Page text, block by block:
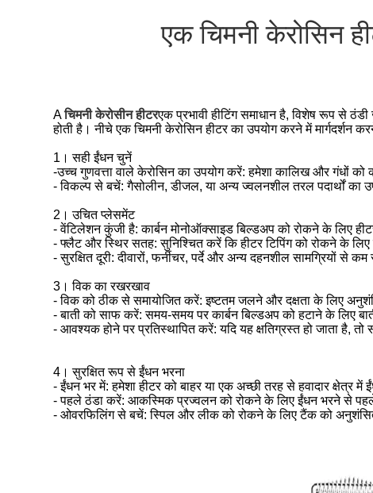
एक चिमनी केरोसिन
Aचिमनी केरोसीन हीटरएक प्रभावी हीटिंग समाधान है, विशेष रूप से
होती है। नीचे एक चिमनी केरोसिन हीटर का उपयोग करने में मार्गदर्शन
1। सही ईंधन चुनें
-उच्च गुणवत्ता वाले केरोसिन का उपयोग करें: हमेशा कालिख और
- विकल्प से बचें: गैसोलीन, डीजल, या अन्य ज्वलनशील तरल पदार्थों का
2। उचित प्लेसमेंट
- वेंटिलेशन कुंजी है: कार्बन मोनोऑक्साइड बिल्डअप को रोकने के लिए
- फ्लैट और स्थिर सतह: सुनिश्चित करें कि हीटर टिपिंग को रोकने के
- सुरक्षित दूरी: दीवारों, फर्नीचर, पर्दे और अन्य दहनशील सामग्रियों से
3। विक का रखरखाव
- विक को ठीक से समायोजित करें: इष्टतम जलने और दक्षता के लिए
- बाती को साफ करें: समय-समय पर कार्बन बिल्डअप को हटाने के लिए
- आवश्यक होने पर प्रतिस्थापित करें: यदि यह क्षतिग्रस्त हो जाता है,
4। सुरक्षित रूप से ईंधन भरना
- ईंधन भर में: हमेशा हीटर को बाहर या एक अच्छी तरह से हवादार
- पहले ठंडा करें: आकस्मिक प्रज्वलन को रोकने के लिए ईंधन भरने से
- ओवरफिलिंग से बचें: स्पिल और लीक को रोकने के लिए टैंक को